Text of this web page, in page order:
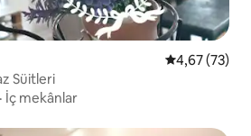
5 üzerinden
4,67 (73)
Süitleri
· İç mekânlar